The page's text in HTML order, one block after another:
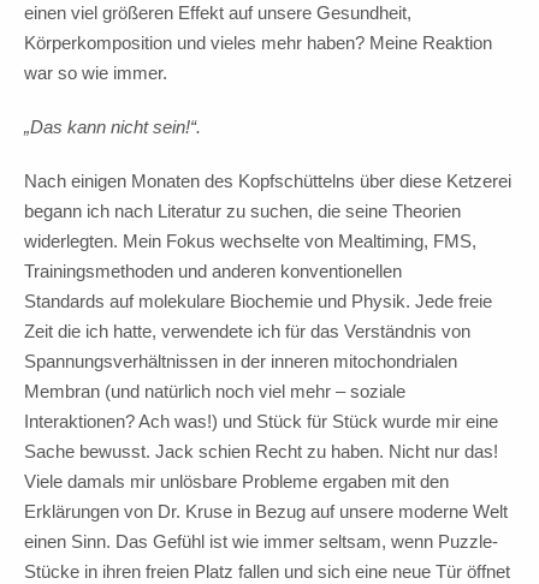
einen viel größeren Effekt auf unsere Gesundheit,
Körperkomposition und vieles mehr haben? Meine Reaktion
war so wie immer.
„Das kann nicht sein!“.
Nach einigen Monaten des Kopfschüttelns über diese Ketzerei
begann ich nach Literatur zu suchen, die seine Theorien
widerlegten. Mein Fokus wechselte von Mealtiming, FMS,
Trainingsmethoden und anderen konventionellen
Standards auf molekulare Biochemie und Physik. Jede freie
Zeit die ich hatte, verwendete ich für das Verständnis von
Spannungsverhältnissen in der inneren mitochondrialen
Membran (und natürlich noch viel mehr – soziale
Interaktionen? Ach was!) und Stück für Stück wurde mir eine
Sache bewusst. Jack schien Recht zu haben. Nicht nur das!
Viele damals mir unlösbare Probleme ergaben mit den
Erklärungen von Dr. Kruse in Bezug auf unsere moderne Welt
einen Sinn. Das Gefühl ist wie immer seltsam, wenn Puzzle-
Stücke in ihren freien Platz fallen und sich eine neue Tür öffnet